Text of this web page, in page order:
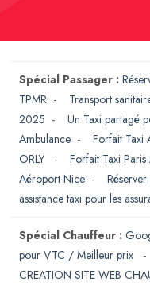
Spécial Passager :
TPMR - Transport
2025 - Un Taxi partagé
Ambulance - Forfait Taxi
ORLY
- Forfait Taxi
Aéroport Nice -
assistance taxi pour les
Spécial Chauffeur :
pour VTC / Meilleur prix
-
CREATION SITE WEB